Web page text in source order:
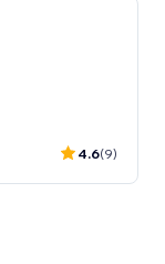
4.6(9)